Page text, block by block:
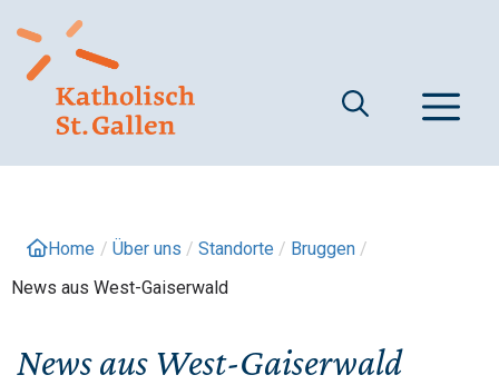
zum
Inhalt
Home / Über uns / Standorte / Bruggen /
News aus West-Gaiserwald
News aus West-Gaiserwald